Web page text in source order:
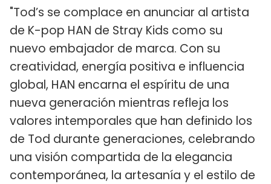
"Tod’s se complace en anunciar al artista
de K-pop HAN de Stray Kids como su
nuevo embajador de marca. Con su
creatividad, energía positiva e influencia
global, HAN encarna el espíritu de una
nueva generación mientras refleja los
valores intemporales que han definido los
de Tod durante generaciones, celebrando
una visión compartida de la elegancia
contemporánea, la artesanía y el estilo de